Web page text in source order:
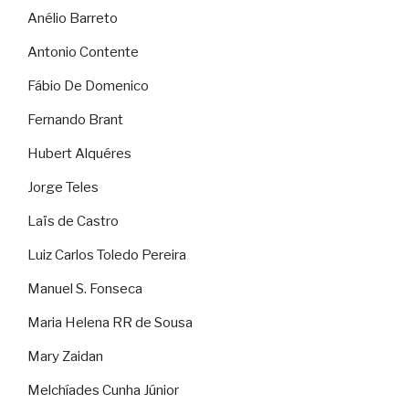
Anélio Barreto
Antonio Contente
Fábio De Domenico
Fernando Brant
Hubert Alquéres
Jorge Teles
Laïs de Castro
Luiz Carlos Toledo Pereira
Manuel S. Fonseca
Maria Helena RR de Sousa
Mary Zaidan
Melchíades Cunha Júnior